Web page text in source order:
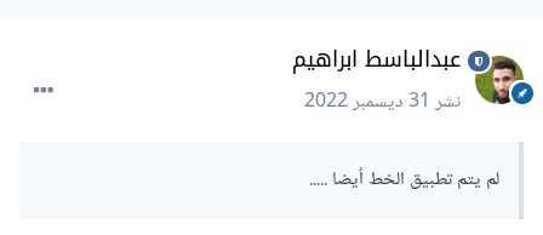
عبدالباسط ابراهيم
نشر31 ديسمبر 2022
لم يتم تطبيق الخط أيضا .....